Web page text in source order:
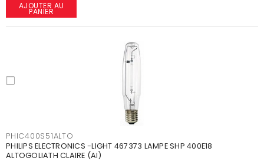
AJOUTER AU
PANIER
PHIC400S51ALTO
PHILIPS ELECTRONICS -LIGHT 467373 LAMPE SHP 400E18
ALTOGOLIATH CLAIRE (AI)